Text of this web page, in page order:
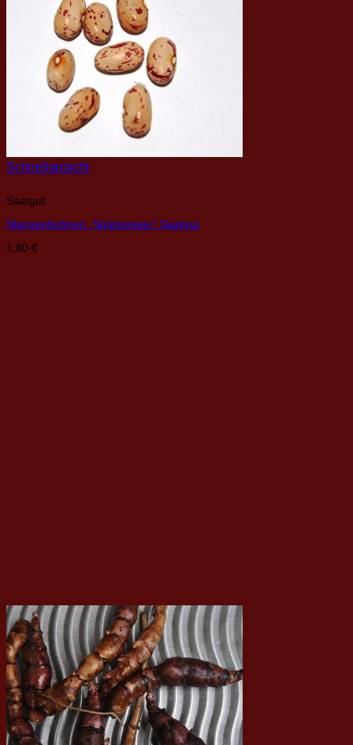
Schnellansicht
Saatgut
Stangenbohnen „Spatzeneier“ Saatgut
1,80 €